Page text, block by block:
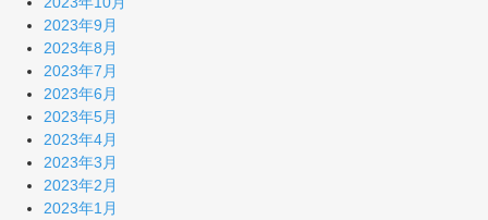
2023年9月
2023年8月
2023年7月
2023年6月
2023年5月
2023年4月
2023年3月
2023年2月
2023年1月